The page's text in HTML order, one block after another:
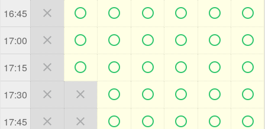
16:45       
17:00       
17:15       
17:30       
17:45       